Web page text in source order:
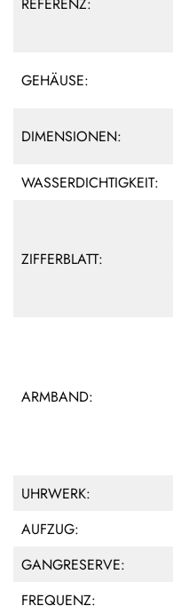
GEHÄUSE:
DIMENSIONEN:
WASSERDICHTIGKEIT:
ZIFFERBLATT:
ARMBAND:
UHRWERK:
AUFZUG:
GANGRESERVE:
FREQUENZ: